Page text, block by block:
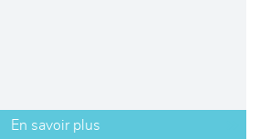
En savoir plus